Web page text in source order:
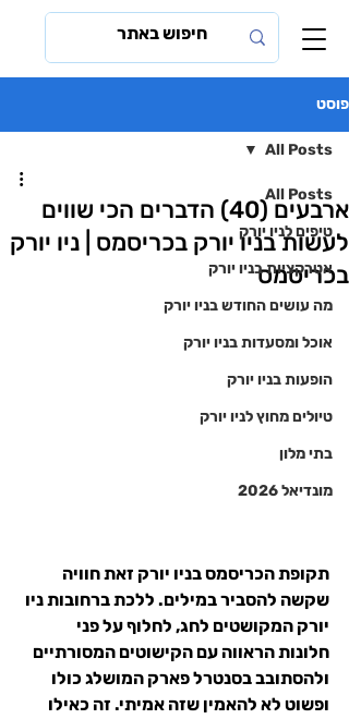
פוסט
All Posts
טיפים לניו יורק
אטרקציות בניו יורק
מה עושים החודש בניו יורק
אוכל ומסעדות בניו יורק
הופעות בניו יורק
טיולים מחוץ לניו יורק
בתי מלון
מונדיאל 2026
All Posts
ארבעים (40) הדברים הכי שווים
לעשות בניו יורק בכריסמס | ניו יורק
בכריסמס
תקופת הכריסמס בניו יורק זאת חוויה
שקשה להסביר במילים. ללכת ברחובות ניו
יורק המקושטים לחג, לחלוף על פני
חלונות הראווה עם הקישוטים המסורתיים
ולהסתובב בסנטרל פארק המושלג כולו
ופשוט לא להאמין שזה אמיתי. זה כאילו